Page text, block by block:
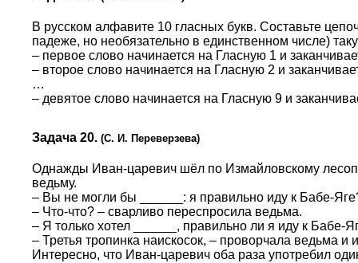
В русском алфавите 10 гласных букв. Составьте
падеже, но необязательно в единственном числе)
– первое слово начинается на Гласную 1 и
– второе слово начинается на Гласную 2 и
…
– девятое слово начинается на Гласную 9 и
Задача 20. (С. И. Переверзева)
Однажды Иван-царевич шёл по Измайловскому
ведьму.
– Вы не могли бы ______: я правильно иду к Бабе-
– Что-что? – сварливо переспросила ведьма.
– Я только хотел ______, правильно ли я иду к Бабе-
– Третья тропинка наискосок, – проворчала ведьма и
Интересно, что Иван-царевич оба раза употребил